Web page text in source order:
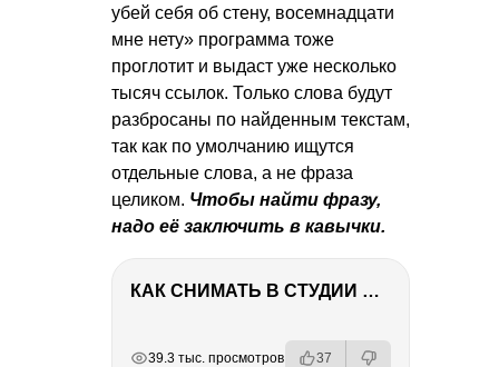
убей себя об стену, восемнадцати
мне нету» программа тоже
проглотит и выдаст уже несколько
тысяч ссылок. Только слова будут
разбросаны по найденным текстам,
так как по умолчанию ищутся
отдельные слова, а не фраза
целиком. Чтобы найти фразу,
надо её заключить в кавычки.
КАК СНИМАТЬ В СТУДИИ СО ВСПЫШКАМИ
39.3 тыс. просмотров 37